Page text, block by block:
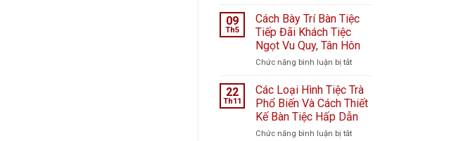
Nội
giữa
ngày
mưa
bão
Câu
chuyện
từ
Cầu
Vồng
Teabreak
Khai
Cửa
Hàng
hoa
L
Perfume
09
Th5
Cách Bày Trí Bàn Tiệc
Tiếp Đãi Khách Tiệc
Ngọt Vu Quy, Tân Hôn
Chức năng bình luận bị tắtở
Bày
Trí
Bàn
Tiệc
Tiếp
22
Th11
Các Loại Hình Tiệc Trà
Phổ Biến Và Cách Thiết
Kế Bàn Tiệc Hấp Dẫn
Chức năng bình luận bị tắtở